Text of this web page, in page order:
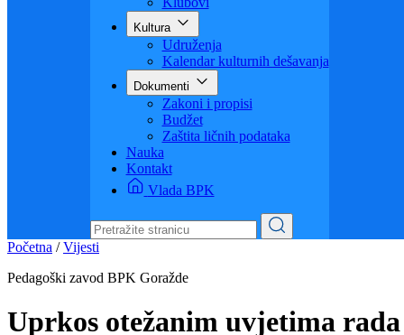
Registar sportskih udruženja
Savezi i udruženja
Klubovi
Udruženja
Kalendar kulturnih dešavanja
Dokumenti
Zakoni i propisi
Budžet
Zaštita ličnih podataka
Nauka
Kontakt
Vlada BPK
Pedagoški zavod BPK Goražde